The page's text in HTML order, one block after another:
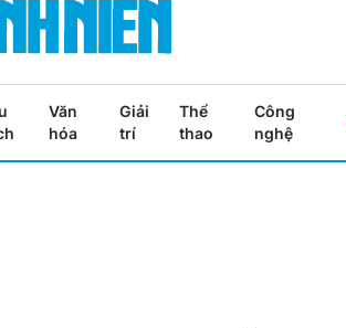
Văn
hóa
Giải
trí
Thể
thao
Công
nghệ